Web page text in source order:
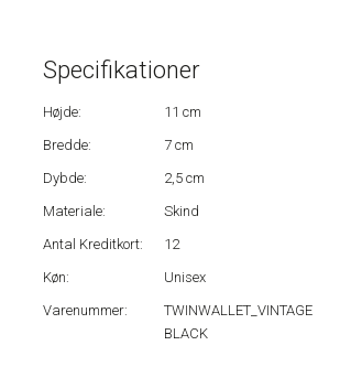
Specifikationer
Højde:
11 cm
Bredde:
7 cm
Dybde:
2,5 cm
Materiale:
Skind
Antal Kreditkort:
12
Køn:
Unisex
Varenummer:
TWINWALLET_VINTAGE
BLACK